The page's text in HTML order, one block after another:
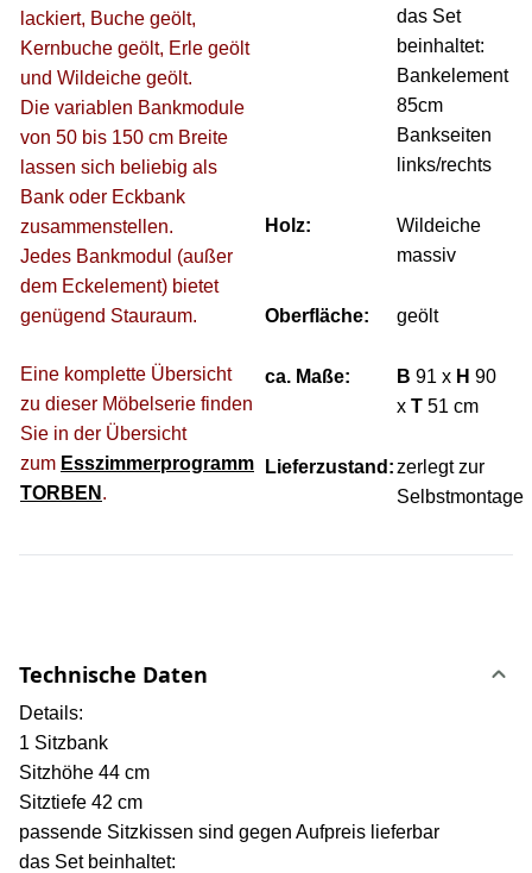
lackiert, Buche geölt,
Kernbuche geölt, Erle geölt
und Wildeiche geölt.
Die variablen Bankmodule
von 50 bis 150 cm Breite
lassen sich beliebig als
Bank oder Eckbank
zusammenstellen.
Jedes Bankmodul (außer
dem Eckelement) bietet
genügend Stauraum.
Eine komplette Übersicht
zu dieser Möbelserie finden
Sie in der Übersicht
zum Esszimmerprogramm
TORBEN .
das Set
beinhaltet:
Bankelement
85cm
Bankseiten
links/rechts
Holz:
Wildeiche
massiv
Oberfläche: geölt
ca. Maße: B 91 x H 90
x T 51 cm
Lieferzustand:zerlegt zur
Selbstmontage
Technische Daten
Details:
1 Sitzbank
Sitzhöhe 44 cm
Sitztiefe 42 cm
passende Sitzkissen sind gegen Aufpreis lieferbar
das Set beinhaltet: